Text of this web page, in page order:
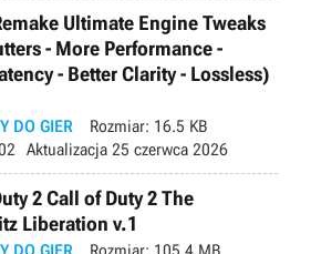
Ultimate Engine Tweaks
- More Performance -
- Better Clarity - Lossless)
DO GIER Rozmiar: 16.5 KB
Aktualizacja 25 czerwca 2026
2 Call of Duty 2 The
Liberation v.1